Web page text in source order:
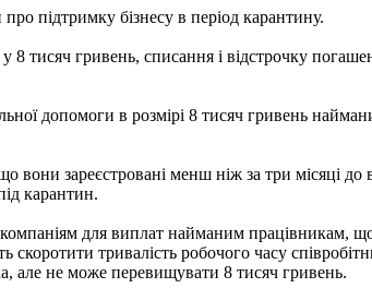
підтримку бізнесу в період карантину.
8 тисяч гривень, списання і відстрочку
допомоги в розмірі 8 тисяч гривень
зареєстровані менш ніж за три місяці
карантин.
для виплат найманим працівникам,
тривалість робочого часу
але не може перевищувати 8 тисяч гривень.